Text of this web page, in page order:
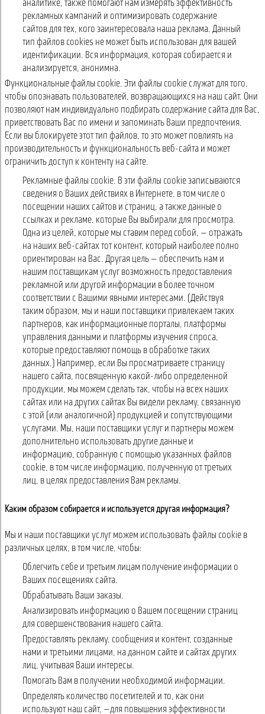
аналитике, также помогают нам измерять эффективность
рекламных кампаний и оптимизировать содержание
сайтов для тех, кого заинтересовала наша реклама. Данный
тип файлов cookies не может быть использован для вашей
идентификации. Вся информация, которая собирается и
анализируется, анонимна.
Функциональные файлы cookie. Эти файлы cookie служат для того,
чтобы опознавать пользователей, возвращающихся на наш сайт. Они
позволяют нам индивидуально подбирать содержание сайта для Вас,
приветствовать Вас по имени и запоминать Ваши предпочтения.
Если вы блокируете этот тип файлов, то это может повлиять на
производительность и функциональность веб-сайта и может
ограничить доступ к контенту на сайте.
Рекламные файлы cookie. В эти файлы cookie записываются
сведения о Ваших действиях в Интернете, в том числе о
посещении наших сайтов и страниц, а также данные о
ссылках и рекламе, которые Вы выбирали для просмотра.
Одна из целей, которые мы ставим перед собой, — отражать
на наших веб-сайтах тот контент, который наиболее полно
ориентирован на Вас. Другая цель — обеспечить нам и
нашим поставщикам услуг возможность предоставления
рекламной или другой информации в более точном
соответствии с Вашими явными интересами. (Действуя
таким образом, мы и наши поставщики привлекаем таких
партнеров, как информационные порталы, платформы
управления данными и платформы изучения спроса,
которые предоставляют помощь в обработке таких
данных.) Например, если Вы просматриваете страницу
нашего сайта, посвященную какой-либо определенной
продукции, мы можем сделать так, чтобы на всех наших
сайтах или на других сайтах Вы видели рекламу, связанную
с этой (или аналогичной) продукцией и сопутствующими
услугами. Мы, наши поставщики услуг и партнеры можем
дополнительно использовать другие данные и
информацию, собранную с помощью указанных файлов
cookie, в том числе информацию, полученную от третьих
лиц, в целях предоставления Вам рекламы.
Каким образом собираетcя и используетcя другая информация?
Мы и наши поставщики услуг можем использовать файлы cookie в
различных целях, в том числе, чтобы:
Облегчить себе и третьим лицам получение информации о
Ваших посещениях сайта.
Обрабатывать Ваши заказы.
Анализировать информацию о Вашем посещении страниц
для совершенствования нашего сайта.
Предоставлять рекламу, сообщения и контент, созданные
нами и третьими лицами, на данном сайте и сайтах других
лиц, учитывая Ваши интересы.
Помогать Вам в получении необходимой информации.
Определять количество посетителей и то, как они
используют наш сайт, —для повышения эффективности